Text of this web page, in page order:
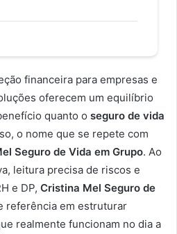
financeira para empresas e
oferecem um equilíbrio
quanto o seguro de vida
o nome que se repete com
Seguro de Vida em Grupo. Ao
leitura precisa de riscos e
e DP, Cristina Mel Seguro de
referência em estruturar
realmente funcionam no dia a